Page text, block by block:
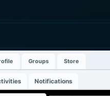
Groups Store
Notifications